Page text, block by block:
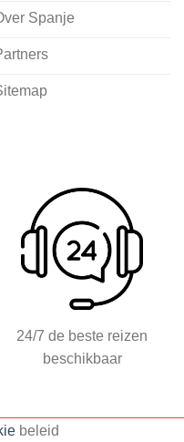
al
door
zonnige
bij
altijd
te
zorgen dat
kunt
en
Spanje
24/7 de beste reizen
beschikbaar
beleid